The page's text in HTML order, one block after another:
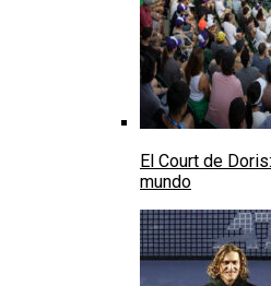
El Court de
mundo